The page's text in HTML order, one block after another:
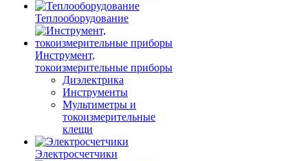
Теплооборудование
Инструмент,
токоизмерительные приборы
Диэлектрика
Инструменты
Мультиметры и
токоизмерительные
клещи
Электросчетчики